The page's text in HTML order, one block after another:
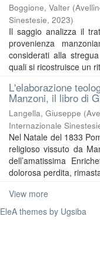
Boggione, Valter (
Sinestesie, 2023)
Il saggio analizza il
provenienza
considerati alla
quali si ricostruisce un
L'elaborazione
Manzoni, il libro di
Langella, Giuseppe (
Internazionale
Nel Natale del 1833
religioso vissuto da
dell’amatissima
dolorosa perdita,
View more
EleA themes by Ugsiba